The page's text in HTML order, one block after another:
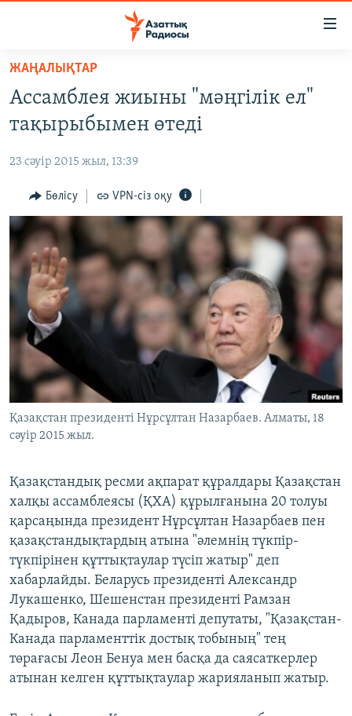
Skip
main
content
to
Navigation
Skip
to
Search
ЖАҢАЛЫҚТАР
AZATTYQTV
ҚАҢТАР ОҚИҒАСЫ
АДАМ ҚҰҚЫҚТАРЫ
ӘЛЕУМЕТ
ӘЛЕМ
АРНАЙЫ ЖОБАЛАР
Русский
ЖАЗЫЛЫҢЫЗ
Басқа тілдерде
ЖАҢАЛЫҚТАР
Ассамблея жиыны "мәңгілік ел"
тақырыбымен өтеді
23 сәуір 2015 жыл, 13:39
Бөлісу VPN-сіз оқу
Қазақстан президенті Нұрсұлтан Назарбаев. Алматы, 18
сәуір 2015 жыл.
Қазақстандық ресми ақпарат құралдары Қазақстан
халқы ассамблеясы (ҚХА) құрылғанына 20 толуы
қарсаңында президент Нұрсұлтан Назарбаев пен
қазақстандықтардың атына "әлемнің түкпір-
түкпірінен құттықтаулар түсіп жатыр" деп
хабарлайды. Беларусь президенті Александр
Лукашенко, Шешенстан президенті Рамзан
Қадыров, Канада парламенті депутаты, "Қазақстан-
Канада парламенттік достық тобының" тең
төрағасы Леон Бенуа мен басқа да саясаткерлер
атынан келген құттықтаулар жарияланып жатыр.